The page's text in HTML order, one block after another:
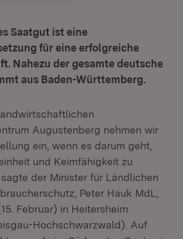
Saatgut ist eine
für eine erfolgreiche
Nahezu der gesamte deutsche
aus Baden-Württemberg.
Augustenberg nehmen wir
ein, wenn es darum geht,
und Keimfähigkeit zu
sagte der Minister für Ländlichen
Peter Hauk MdL,
Februar) in Heitersheim
Hochschwarzwald). Auf